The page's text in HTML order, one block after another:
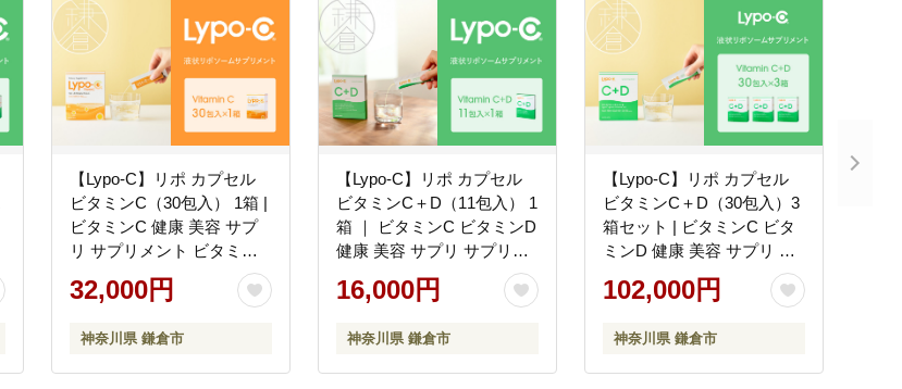
【Lypo-C】リポ カプセル
ビタミンC（30包入） 1箱 |
ビタミンC 健康 美容 サプ
リ サプリメント ビタミン
人気 リポソーム おすすめ
LypoC Lypo-C リポシー 国
倉
32,000円
神奈川県 鎌倉市
【Lypo-C】リポ カプセル
ビタミンC＋D（11包入） 1
箱 ｜ ビタミンC ビタミンD
健康 美容 サプリ サプリメ
ント ビタミン 人気 リポソ
ーム おすすめ LypoC Lypo-
無料 神奈川 鎌倉
16,000円
神奈川県 鎌倉市
【Lypo-C】リポ カプセル
ビタミンC＋D（30包入）3
箱セット | ビタミンC ビタ
ミンD 健康 美容 サプリ サ
プリメント ビタミン 人気
リポソーム おすすめ LypoC
送料無料 神奈川 鎌倉
102,000円
神奈川県 鎌倉市